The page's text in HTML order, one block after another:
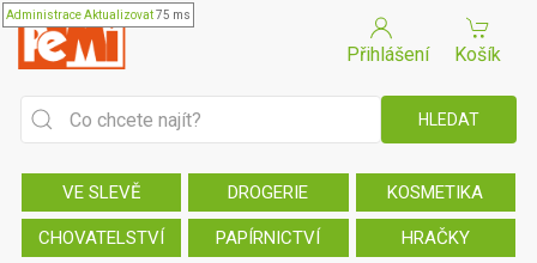
AdministraceAktualizovat75 ms
Přihlášení Košík
VE SLEVĚ DROGERIE KOSMETIKA
CHOVATELSTVÍ PAPÍRNICTVÍ HRAČKY